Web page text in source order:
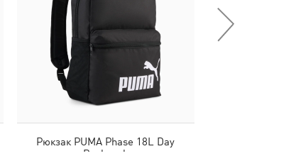
Рюкзак PUMA Phase 18L Day
Backpack